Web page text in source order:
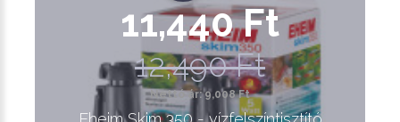
11,440 Ft
12,490 Ft
Nettó ár: 9,008 Ft